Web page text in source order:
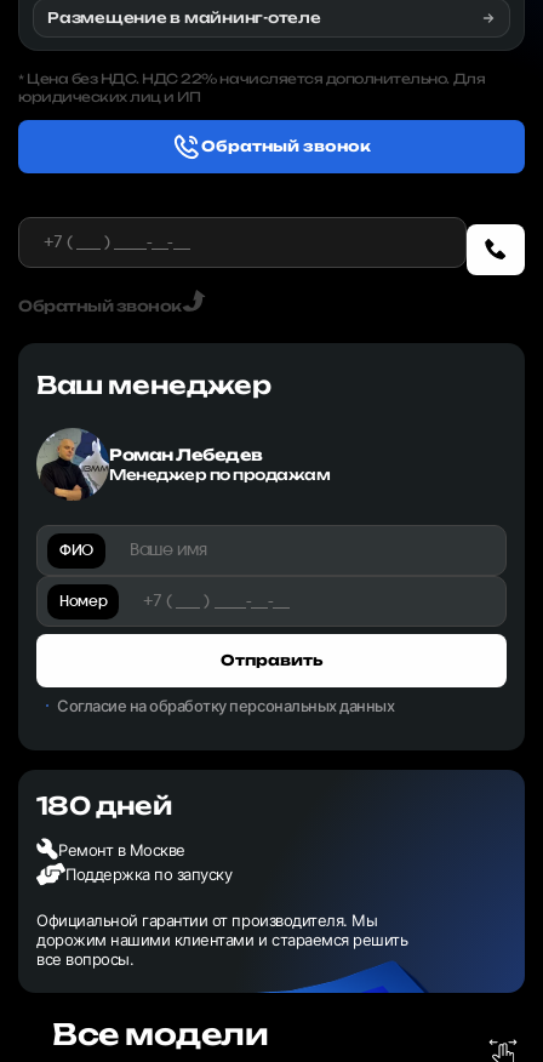
Размещение в майнинг-отеле
* Цена без НДС. НДС 22% начисляется дополнительно. Для
юридических лиц и ИП
Обратный звонок
Обратный звонок
Ваш менеджер
Роман Лебедев
Менеджер по продажам
ФИО
Номер
Отправить
Согласие на обработку персональных данных
180 дней
Ремонт в Москве
Поддержка по запуску
Официальной гарантии от производителя. Мы
дорожим нашими клиентами и стараемся решить
все вопросы.
Все модели